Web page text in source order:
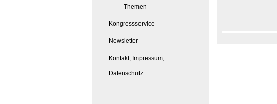
Themen
Kongressservice
Newsletter
Kontakt, Impressum,
Datenschutz